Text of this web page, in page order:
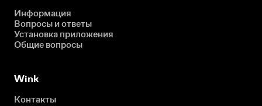
Информация
Вопросы и ответы
Установка приложения
Общие вопросы
Wink
Контакты